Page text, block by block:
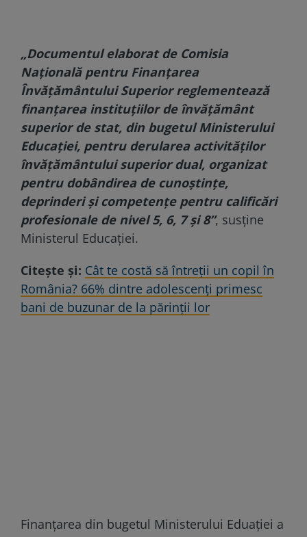
„Documentul elaborat de Comisia
Naţională pentru Finanţarea
Învăţământului Superior reglementează
finanţarea instituţiilor de învăţământ
superior de stat, din bugetul Ministerului
Educaţiei, pentru derularea activităţilor
învăţământului superior dual, organizat
pentru dobândirea de cunoştinţe,
deprinderi şi competenţe pentru calificări
profesionale de nivel 5, 6, 7 şi 8”, susţine
Ministerul Educaţiei.
Citește și: Cât te costă să întreții un copil în
România? 66% dintre adolescenți primesc
bani de buzunar de la părinții lor
Finanțarea din bugetul Ministerului Eduației a